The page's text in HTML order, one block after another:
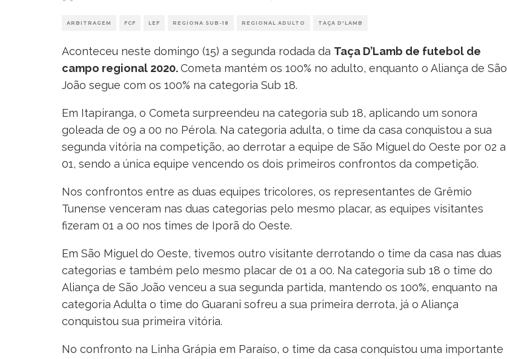
ARBITRAGEM FCF LEF REGIONA SUB-18 REGIONAL ADULTO TAÇA D'LAMB
Aconteceu neste domingo (15) a segunda rodada da Taça D’Lamb de futebol de
campo regional 2020.Cometa mantém os 100% no adulto, enquanto o Aliança de São
João segue com os 100% na categoria Sub 18.
Em Itapiranga, o Cometa surpreendeu na categoria sub 18, aplicando um sonora
goleada de 09 a 00 no Pérola. Na categoria adulta, o time da casa conquistou a sua
segunda vitória na competição, ao derrotar a equipe de São Miguel do Oeste por 02 a
01, sendo a única equipe vencendo os dois primeiros confrontos da competição.
Nos confrontos entre as duas equipes tricolores, os representantes de Grêmio
Tunense venceram nas duas categorias pelo mesmo placar, as equipes visitantes
fizeram 01 a 00 nos times de Iporã do Oeste.
Em São Miguel do Oeste, tivemos outro visitante derrotando o time da casa nas duas
categorias e também pelo mesmo placar de 01 a 00. Na categoria sub 18 o time do
Aliança de São João venceu a sua segunda partida, mantendo os 100%, enquanto na
categoria Adulta o time do Guarani sofreu a sua primeira derrota, já o Aliança
conquistou sua primeira vitória.
No confronto na Linha Grápia em Paraíso, o time da casa conquistou uma importante